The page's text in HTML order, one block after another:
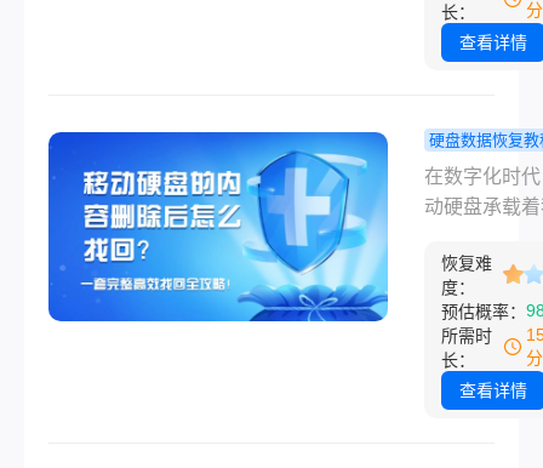
——的忠实伙
然而，“手滑
式化，都可
血顷刻间“消
面对空空如
件夹时，
慌）是第一
反应。但请
吸，切记：
数情况下，
的文件并未
失，它们只
长：
查看详情
硬盘数据恢复教
动硬盘的内
除后怎么找
数据找回全
略！
在数字化时
动硬盘承载
重要的工作
关键的学习
然而，“手滑
格式化、或
突然无法识
恢复难
度：
预估概率：
所需时
长：
查看详情